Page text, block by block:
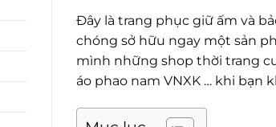
Đây là trang phục giữ ấm và
chóng sở hữu ngay một sản
mình những shop thời trang
áo phao nam VNXK … khi bạn